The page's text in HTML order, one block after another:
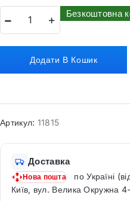
Додати В Кошик
Безкоштовна
Артикул: 11815
Доставка
Нова пошта
по Україні
Київ, вул. Велика Окружна